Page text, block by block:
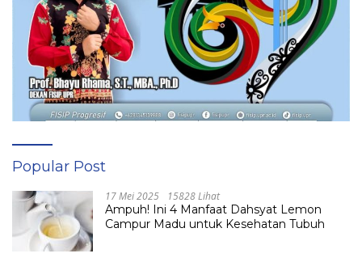
Popular Post
17 Mei 2025 15828 Lihat
Ampuh! Ini 4 Manfaat Dahsyat Lemon
Campur Madu untuk Kesehatan Tubuh